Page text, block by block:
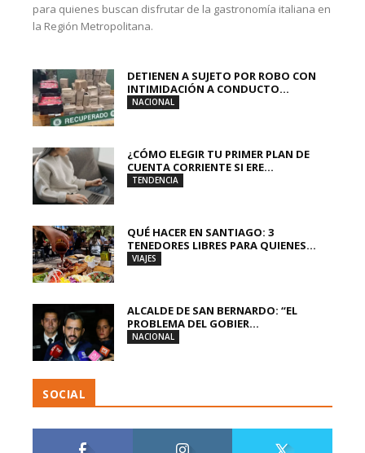
para quienes buscan disfrutar de la gastronomía italiana en
la Región Metropolitana.
DETIENEN A SUJETO POR ROBO CON
INTIMIDACIÓN A CONDUCTO...
NACIONAL
¿CÓMO ELEGIR TU PRIMER PLAN DE
CUENTA CORRIENTE SI ERE...
TENDENCIA
QUÉ HACER EN SANTIAGO: 3
TENEDORES LIBRES PARA QUIENES...
VIAJES
ALCALDE DE SAN BERNARDO: “EL
PROBLEMA DEL GOBIER...
NACIONAL
SOCIAL